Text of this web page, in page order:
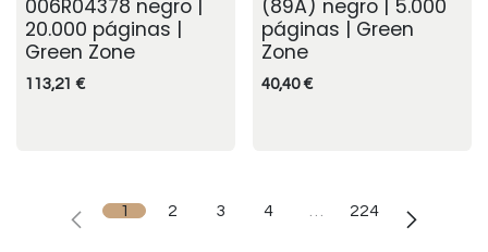
006R04378 negro |
20.000 páginas |
Green Zone
113,21 €
(89A) negro | 5.000
páginas | Green
Zone
40,40€
1 2 3 4 224